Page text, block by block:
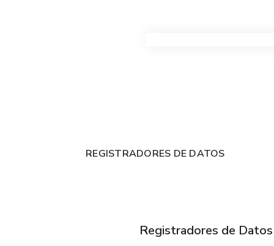
REGISTRADORES DE DATOS
Registradores de Datos